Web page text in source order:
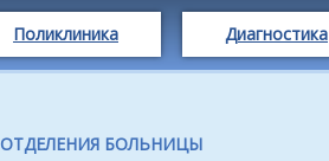
Поликлиника Диагностика
ОТДЕЛЕНИЯ БОЛЬНИЦЫ